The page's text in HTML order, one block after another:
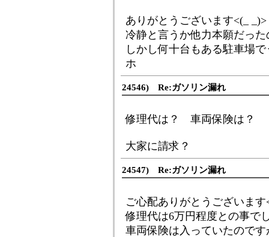
ありがとうございます<(_ _)>
冷静と言うか他力本願だっ
しかし何十台もある駐車場
ホ
24546) Re:ガソリン漏れ
修理代は？ 車両保険は？
大家に請求？
24547) Re:ガソリン漏れ
ご心配ありがとうございます
修理代は6万円程度との事で
車両保険は入っていたので